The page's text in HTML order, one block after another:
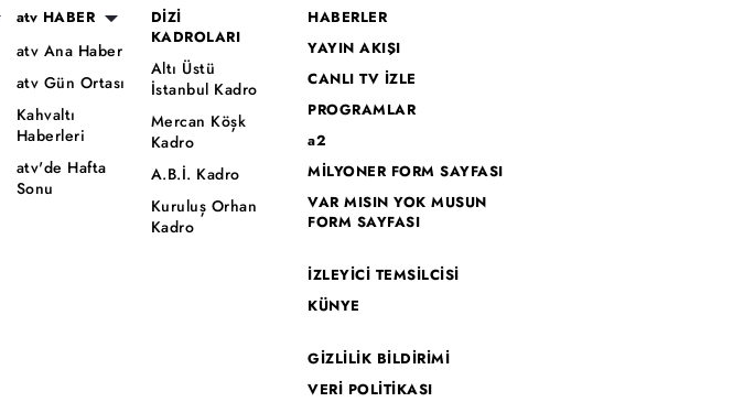
atv HABER
atv Ana Haber
atv Gün Ortası
Kahvaltı
Haberleri
atv'de Hafta
Sonu
DİZİ
KADROLARI
Altı Üstü
İstanbul Kadro
Mercan Köşk
Kadro
A.B.İ. Kadro
Kuruluş Orhan
Kadro
HABERLER
YAYIN AKIŞI
CANLI TV İZLE
PROGRAMLAR
a2
MİLYONER FORM SAYFASI
VAR MISIN YOK MUSUN
FORM SAYFASI
İZLEYİCİ TEMSİLCİSİ
KÜNYE
GİZLİLİK BİLDİRİMİ
VERİ POLİTİKASI